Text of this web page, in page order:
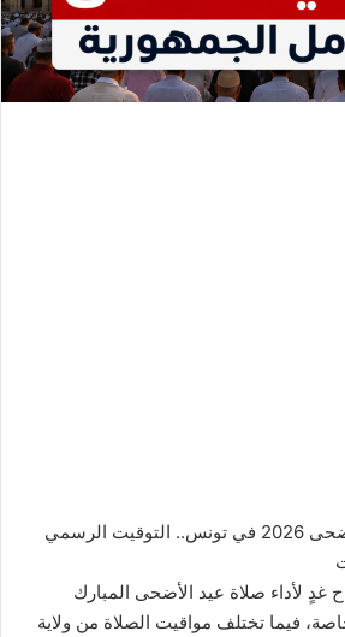
مواقيت صلاة عيد الأضحى 2026 في تونس.. التوقيت الرسمي
غدٍ لأداء صلاة عيد الأضحى المبارك
فيما تختلف مواقيت الصلاة من ولاية